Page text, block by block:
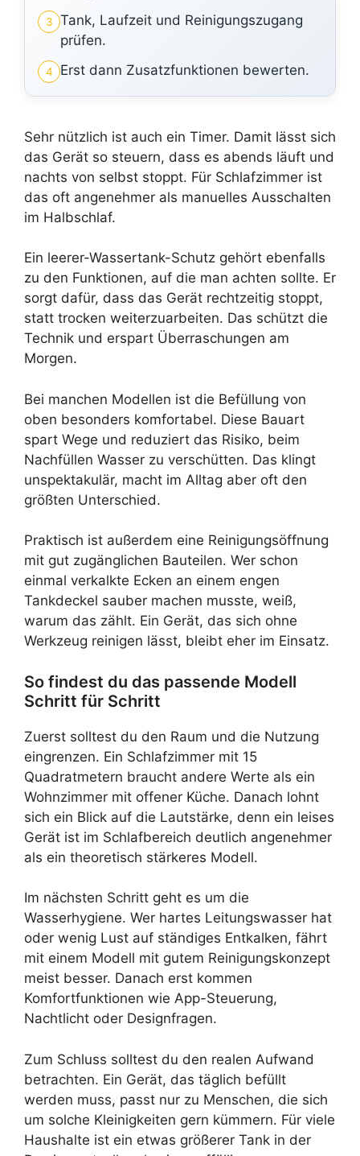
3
Tank, Laufzeit und Reinigungszugang
prüfen.
4 Erst dann Zusatzfunktionen bewerten.
Sehr nützlich ist auch ein Timer. Damit lässt sich
das Gerät so steuern, dass es abends läuft und
nachts von selbst stoppt. Für Schlafzimmer ist
das oft angenehmer als manuelles Ausschalten
im Halbschlaf.
Ein leerer-Wassertank-Schutz gehört ebenfalls
zu den Funktionen, auf die man achten sollte. Er
sorgt dafür, dass das Gerät rechtzeitig stoppt,
statt trocken weiterzuarbeiten. Das schützt die
Technik und erspart Überraschungen am
Morgen.
Bei manchen Modellen ist die Befüllung von
oben besonders komfortabel. Diese Bauart
spart Wege und reduziert das Risiko, beim
Nachfüllen Wasser zu verschütten. Das klingt
unspektakulär, macht im Alltag aber oft den
größten Unterschied.
Praktisch ist außerdem eine Reinigungsöffnung
mit gut zugänglichen Bauteilen. Wer schon
einmal verkalkte Ecken an einem engen
Tankdeckel sauber machen musste, weiß,
warum das zählt. Ein Gerät, das sich ohne
Werkzeug reinigen lässt, bleibt eher im Einsatz.
So findest du das passende Modell
Schritt für Schritt
Zuerst solltest du den Raum und die Nutzung
eingrenzen. Ein Schlafzimmer mit 15
Quadratmetern braucht andere Werte als ein
Wohnzimmer mit offener Küche. Danach lohnt
sich ein Blick auf die Lautstärke, denn ein leises
Gerät ist im Schlafbereich deutlich angenehmer
als ein theoretisch stärkeres Modell.
Im nächsten Schritt geht es um die
Wasserhygiene. Wer hartes Leitungswasser hat
oder wenig Lust auf ständiges Entkalken, fährt
mit einem Modell mit gutem Reinigungskonzept
meist besser. Danach erst kommen
Komfortfunktionen wie App-Steuerung,
Nachtlicht oder Designfragen.
Zum Schluss solltest du den realen Aufwand
betrachten. Ein Gerät, das täglich befüllt
werden muss, passt nur zu Menschen, die sich
um solche Kleinigkeiten gern kümmern. Für viele
Haushalte ist ein etwas größerer Tank in der